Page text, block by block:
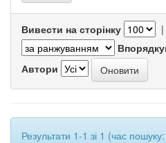
Вивести на сторінку |
Автори
Результати 1-1 зі 1 (час